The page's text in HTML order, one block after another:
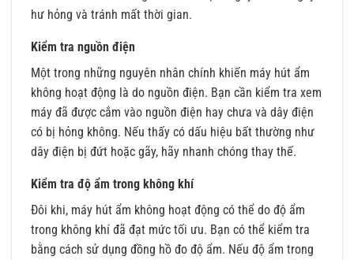
hư hỏng và tránh mất thời gian.
Kiểm tra nguồn điện
Một trong những nguyên nhân chính khiến máy hút ẩm
không hoạt động là do nguồn điện. Bạn cần kiểm tra xem
máy đã được cắm vào nguồn điện hay chưa và dây điện
có bị hỏng không. Nếu thấy có dấu hiệu bất thường như
dây điện bị đứt hoặc gãy, hãy nhanh chóng thay thế.
Kiểm tra độ ẩm trong không khí
Đôi khi, máy hút ẩm không hoạt động có thể do độ ẩm
trong không khí đã đạt mức tối ưu. Bạn có thể kiểm tra
bằng cách sử dụng đồng hồ đo độ ẩm. Nếu độ ẩm trong